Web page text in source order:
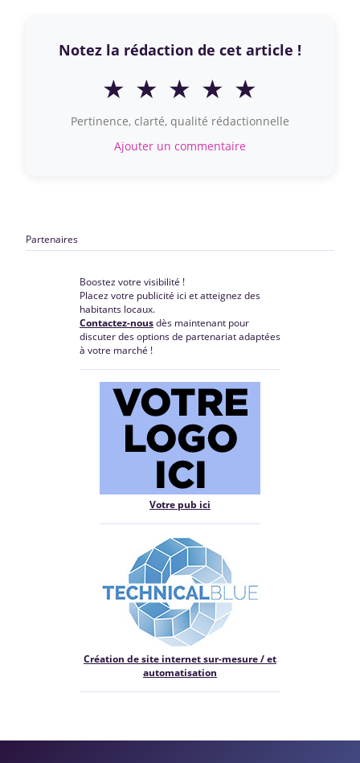
Notez la rédaction de cet article !
★ ★ ★ ★ ★
Pertinence, clarté, qualité rédactionnelle
Ajouter un commentaire
Partenaires
Boostez votre visibilité !
Placez votre publicité ici et atteignez des
habitants locaux.
Contactez-nousdès maintenant pour
discuter des options de partenariat adaptées
à votre marché !
Votre pub ici
Création de site internet sur-mesure / et
automatisation